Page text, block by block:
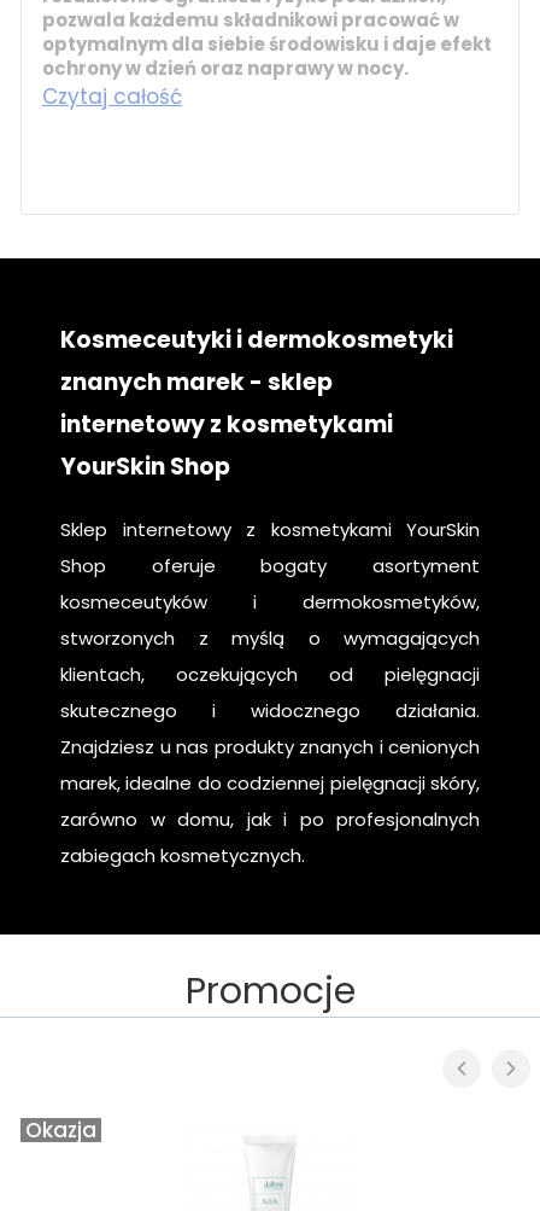
pozwala każdemu składnikowi pracować w
optymalnym dla siebie środowisku i daje efekt
ochrony w dzień oraz naprawy w nocy.
Czytaj całość
Kosmeceutyki i dermokosmetyki
znanych marek - sklep
internetowy z kosmetykami
YourSkin Shop
Sklep internetowy z kosmetykami YourSkin
Shop oferuje bogaty asortyment
kosmeceutyków i dermokosmetyków,
stworzonych z myślą o wymagających
klientach, oczekujących od pielęgnacji
skutecznego i widocznego działania.
Znajdziesz u nas produkty znanych i cenionych
marek, idealne do codziennej pielęgnacji skóry,
zarówno w domu, jak i po profesjonalnych
zabiegach kosmetycznych.
Promocje
Okazja